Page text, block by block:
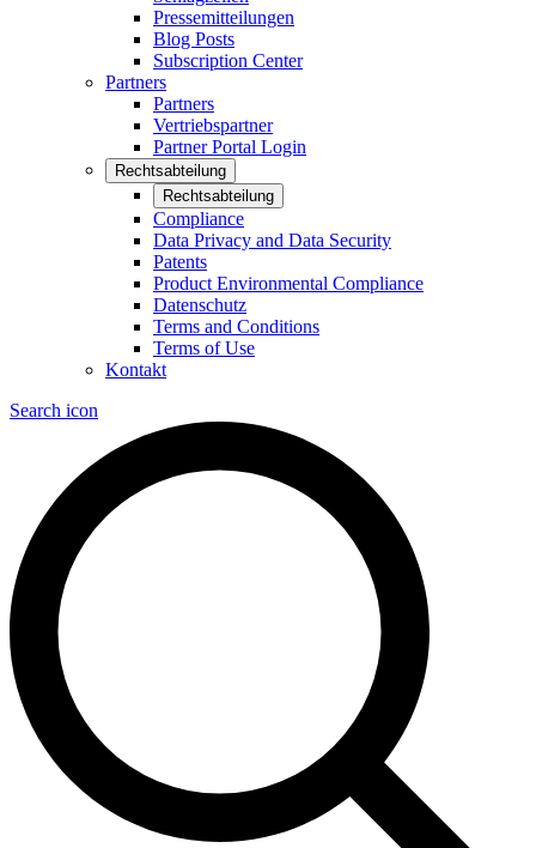
Pressemitteilungen
Blog Posts
Subscription Center
Partners
Partners
Vertriebspartner
Partner Portal Login
Rechtsabteilung
Rechtsabteilung
Compliance
Data Privacy and Data Security
Patents
Product Environmental Compliance
Datenschutz
Terms and Conditions
Terms of Use
Kontakt
Search icon